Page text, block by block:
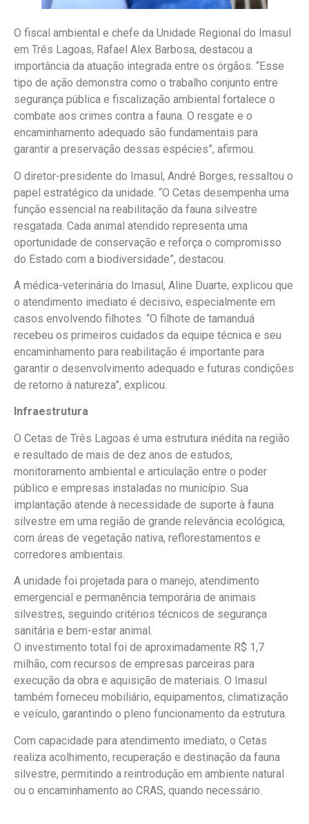
O fiscal ambiental e chefe da Unidade Regional do Imasul
em Três Lagoas, Rafael Alex Barbosa, destacou a
importância da atuação integrada entre os órgãos. “Esse
tipo de ação demonstra como o trabalho conjunto entre
segurança pública e fiscalização ambiental fortalece o
combate aos crimes contra a fauna. O resgate e o
encaminhamento adequado são fundamentais para
garantir a preservação dessas espécies”, afirmou.
O diretor-presidente do Imasul, André Borges, ressaltou o
papel estratégico da unidade. “O Cetas desempenha uma
função essencial na reabilitação da fauna silvestre
resgatada. Cada animal atendido representa uma
oportunidade de conservação e reforça o compromisso
do Estado com a biodiversidade”, destacou.
A médica-veterinária do Imasul, Aline Duarte, explicou que
o atendimento imediato é decisivo, especialmente em
casos envolvendo filhotes. “O filhote de tamanduá
recebeu os primeiros cuidados da equipe técnica e seu
encaminhamento para reabilitação é importante para
garantir o desenvolvimento adequado e futuras condições
de retorno à natureza”, explicou.
Infraestrutura
O Cetas de Três Lagoas é uma estrutura inédita na região
e resultado de mais de dez anos de estudos,
monitoramento ambiental e articulação entre o poder
público e empresas instaladas no município. Sua
implantação atende à necessidade de suporte à fauna
silvestre em uma região de grande relevância ecológica,
com áreas de vegetação nativa, reflorestamentos e
corredores ambientais.
A unidade foi projetada para o manejo, atendimento
emergencial e permanência temporária de animais
silvestres, seguindo critérios técnicos de segurança
sanitária e bem-estar animal.
O investimento total foi de aproximadamente R$ 1,7
milhão, com recursos de empresas parceiras para
execução da obra e aquisição de materiais. O Imasul
também forneceu mobiliário, equipamentos, climatização
e veículo, garantindo o pleno funcionamento da estrutura.
Com capacidade para atendimento imediato, o Cetas
realiza acolhimento, recuperação e destinação da fauna
silvestre, permitindo a reintrodução em ambiente natural
ou o encaminhamento ao CRAS, quando necessário.